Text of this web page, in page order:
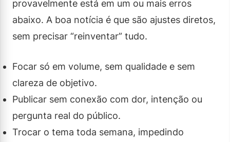
provavelmente está em um ou mais erros
abaixo. A boa notícia é que são ajustes diretos,
sem precisar “reinventar” tudo.
Focar só em volume, sem qualidade e sem
clareza de objetivo.
Publicar sem conexão com dor, intenção ou
pergunta real do público.
Trocar o tema toda semana, impedindo